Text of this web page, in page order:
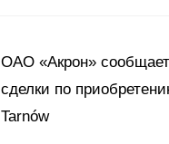
ОАО «Акрон»
сделки по
Tarnów